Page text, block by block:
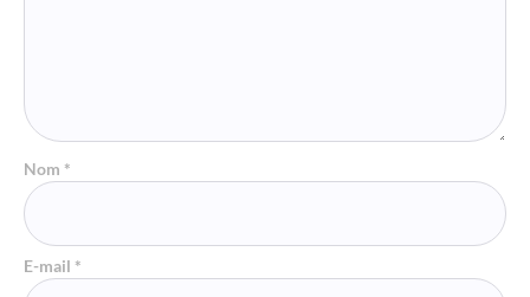
Nom *
E-mail *